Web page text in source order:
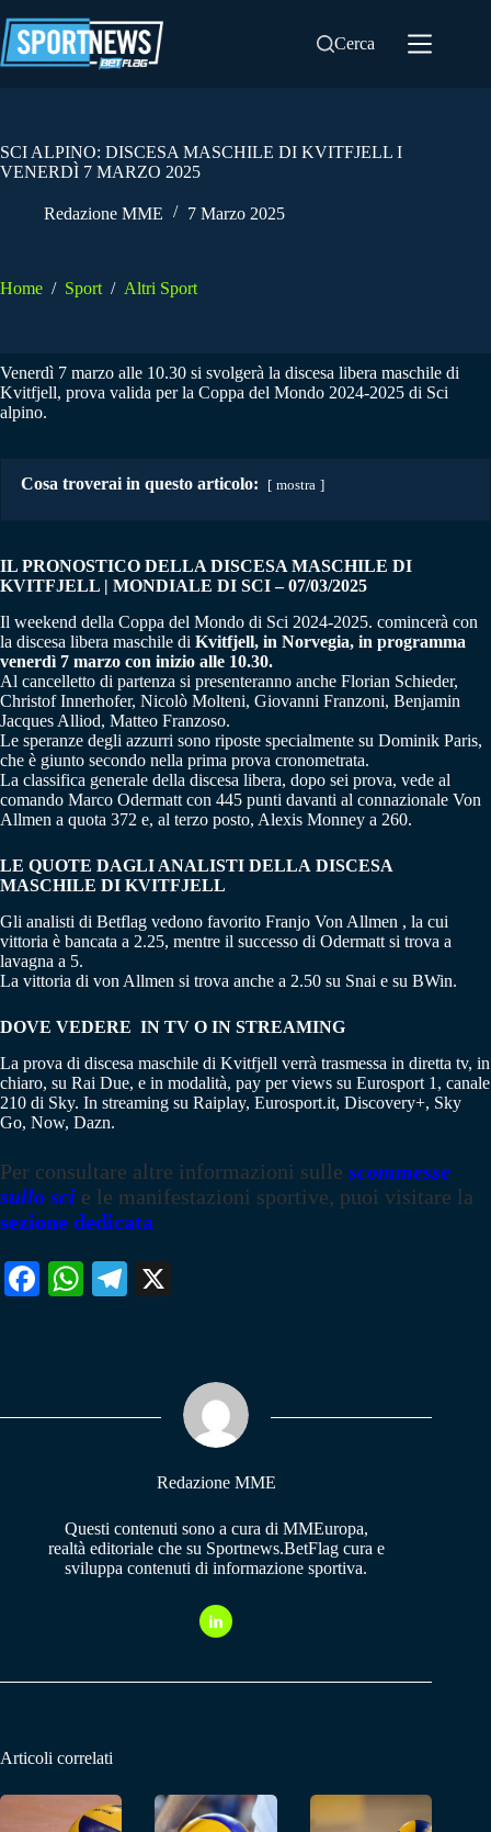
al
contenuto
Cerca
SCI ALPINO: DISCESA MASCHILE DI KVITFJELL I
VENERDÌ 7 MARZO 2025
Redazione MME 7 Marzo 2025
Home / Sport / Altri Sport
Venerdì 7 marzo alle 10.30 si svolgerà la discesa libera maschile di
Kvitfjell, prova valida per la Coppa del Mondo 2024-2025 di Sci
alpino.
Cosa troverai in questo articolo: mostra
IL PRONOSTICO DELLA DISCESA MASCHILE DI
KVITFJELL | MONDIALE DI SCI – 07/03/2025
Il weekend della Coppa del Mondo di Sci 2024-2025. comincerà con
la discesa libera maschile di Kvitfjell, in Norvegia, in programma
venerdì 7 marzo con inizio alle 10.30.
Al cancelletto di partenza si presenteranno anche Florian Schieder,
Christof Innerhofer, Nicolò Molteni, Giovanni Franzoni, Benjamin
Jacques Alliod, Matteo Franzoso.
Le speranze degli azzurri sono riposte specialmente su Dominik Paris,
che è giunto secondo nella prima prova cronometrata.
La classifica generale della discesa libera, dopo sei prova, vede al
comando Marco Odermatt con 445 punti davanti al connazionale Von
Allmen a quota 372 e, al terzo posto, Alexis Monney a 260.
LE QUOTE DAGLI ANALISTI DELLA DISCESA
MASCHILE DI KVITFJELL
Gli analisti di Betflag vedono favorito Franjo Von Allmen , la cui
vittoria è bancata a 2.25, mentre il successo di Odermatt si trova a
lavagna a 5.
La vittoria di von Allmen si trova anche a 2.50 su Snai e su BWin.
DOVE VEDERE IN TV O IN STREAMING
La prova di discesa maschile di Kvitfjell verrà trasmessa in diretta tv, in
chiaro, su Rai Due, e in modalità, pay per views su Eurosport 1, canale
210 di Sky. In streaming su Raiplay, Eurosport.it, Discovery+, Sky
Go, Now, Dazn.
Per consultare altre informazioni sulle scommesse
sullo sci e le manifestazioni sportive, puoi visitare la
sezione dedicata
Fa W
pp
Te
m
Redazione MME
Questi contenuti sono a cura di MMEuropa,
realtà editoriale che su Sportnews.BetFlag cura e
sviluppa contenuti di informazione sportiva.
Articoli correlati